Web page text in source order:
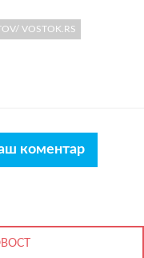
VOSTOK.RS
коментар